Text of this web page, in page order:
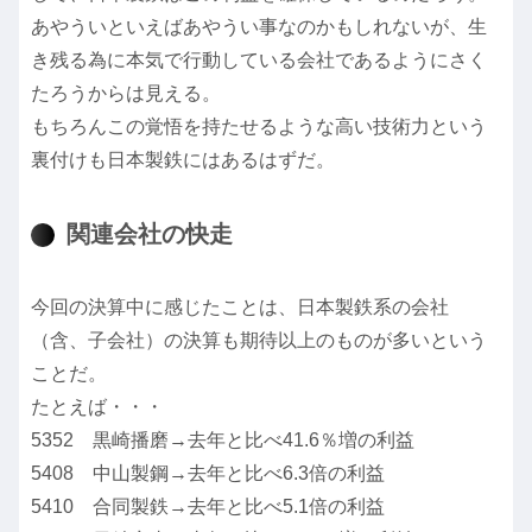
あやういといえばあやうい事なのかもしれないが、生
き残る為に本気で行動している会社であるようにさく
たろうからは見える。
もちろんこの覚悟を持たせるような高い技術力という
裏付けも日本製鉄にはあるはずだ。
関連会社の快走
今回の決算中に感じたことは、日本製鉄系の会社
（含、子会社）の決算も期待以上のものが多いという
ことだ。
たとえば・・・
5352 黒崎播磨→去年と比べ41.6％増の利益
5408 中山製鋼→去年と比べ6.3倍の利益
5410 合同製鉄→去年と比べ5.1倍の利益